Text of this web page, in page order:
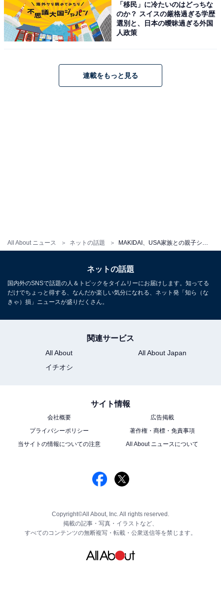
All About ニュース ネットの話題
「移民」に冷たいのはどっちな
のか？ スイスの厳格過ぎる学歴
選別と、日本の曖昧過ぎる外国
人政策
連載をもっと見る
ネットの話題
国内外のSNSで話題の人＆トピックをタイムリーにお届けします。知ってる
だけでちょっと得する、なんだか楽しい気分になれる、ネット発「知ら（な
きゃ）損」ニュースが盛りだくさん。
関連サービス
All About
All About Japan
イチオシ
サイト情報
会社概要
広告掲載
プライバシーポリシー
著作権・商標・免責事項
当サイトの情報についての注意
All About ニュースについて
Copyright©All About, Inc. All rights reserved.
掲載の記事・写真・イラストなど、
すべてのコンテンツの無断複写・転載・公衆送信等を禁じます。